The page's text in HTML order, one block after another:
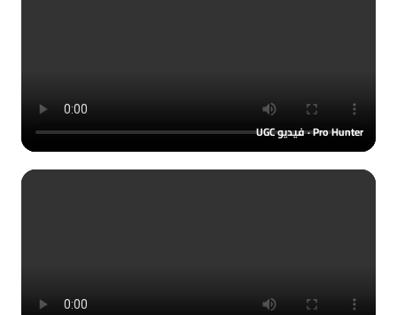
Pro Hunter · فيديو UGC